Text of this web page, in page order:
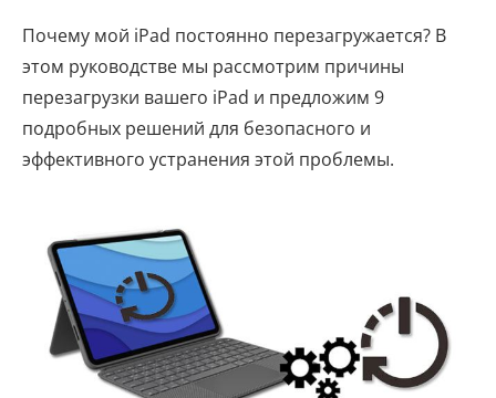
Почему мой iPad постоянно перезагружается? В
этом руководстве мы рассмотрим причины
перезагрузки вашего iPad и предложим 9
подробных решений для безопасного и
эффективного устранения этой проблемы.